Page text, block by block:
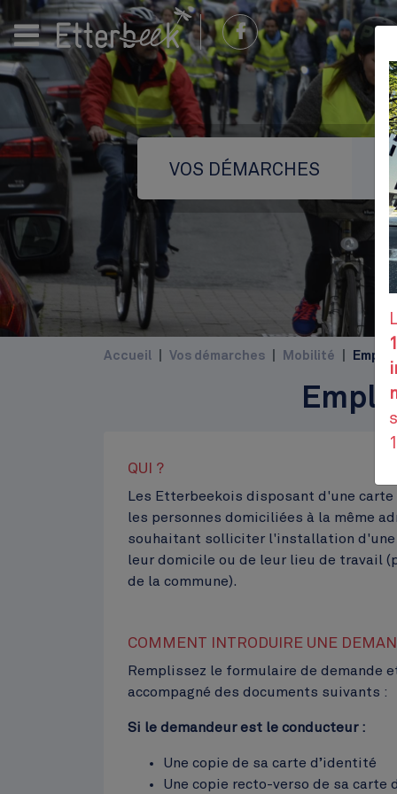
Cinquantenaire
VOS DÉMARCHES
Accueil Vos démarches Mobilité
Contenu
QUI ?
Les Etterbeekois disposant d'une
les personnes domiciliées à la même
souhaitant solliciter l'installation d'une
leur domicile ou de leur lieu de travail
de la commune).
COMMENT INTRODUIRE UNE
Remplissez le formulaire de demande
accompagné des documents suivants :
Si le demandeur est le conducteur :
Une copie de sa carte d’identité
Une copie recto-verso de sa carte